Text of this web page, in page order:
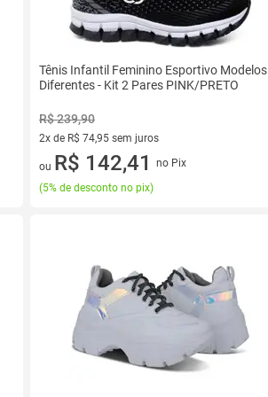
Tênis Infantil Feminino Esportivo Modelos
Diferentes - Kit 2 Pares PINK/PRETO
R$ 239,90
2x de R$ 74,95 sem juros
2 vez de R$ 74,95 sem juros
ou R$ 142,41
no Pix
(5% de desconto no pix)